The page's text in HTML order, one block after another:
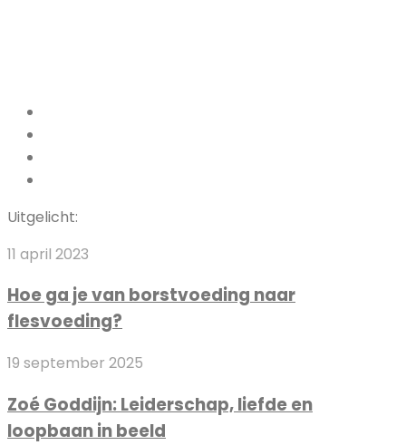
Uitgelicht:
Hoe
je
van
naar
11 april 2023
Hoe ga je van borstvoeding naar
flesvoeding?
Zoé
Leiderschap,
liefde
19 september 2025
Zoé Goddijn: Leiderschap, liefde en
loopbaan in beeld